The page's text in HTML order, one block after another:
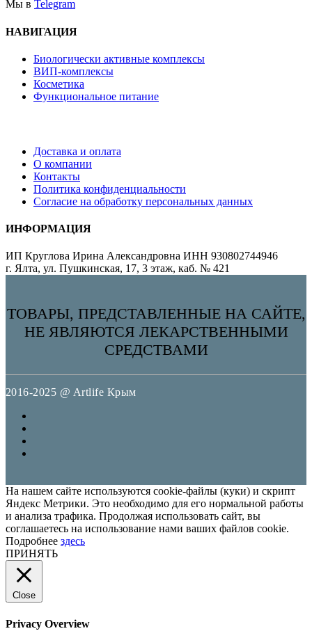
Мы в Telegram
НАВИГАЦИЯ
Биологически активные комплексы
ВИП-комплексы
Косметика
Функциональное питание
Доставка и оплата
О компании
Контакты
Политика конфиденциальности
Согласие на обработку персональных данных
ИНФОРМАЦИЯ
ИП Круглова Ирина Александровна ИНН 930802744946
г. Ялта, ул. Пушкинская, 17, 3 этаж, каб. № 421
ТОВАРЫ, ПРЕДСТАВЛЕННЫЕ НА САЙТЕ,
НЕ ЯВЛЯЮТСЯ ЛЕКАРСТВЕННЫМИ
СРЕДСТВАМИ
2016-2025 @ Artlife Крым
На нашем сайте используются cookie-файлы (куки) и скрипт
Яндекс Метрики. Это необходимо для его нормальной работы
и анализа трафика. Продолжая использовать сайт, вы
соглашаетесь на использование нами ваших файлов cookie.
Подробнее здесь
ПРИНЯТЬ
Close
Privacy Overview